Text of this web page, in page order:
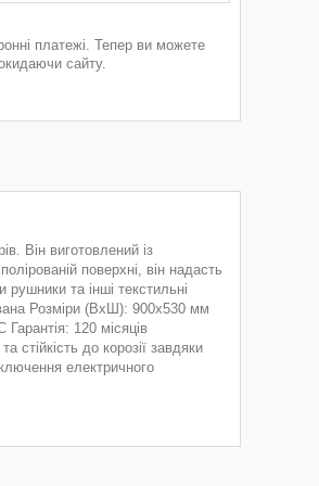
платежі. Тепер ви можете
сайту.
Він виготовлений із
поверхні, він надасть
та інші текстильні
Розміри (ВхШ): 900x530 мм
120 місяців
стійкість до корозії завдяки
електричного